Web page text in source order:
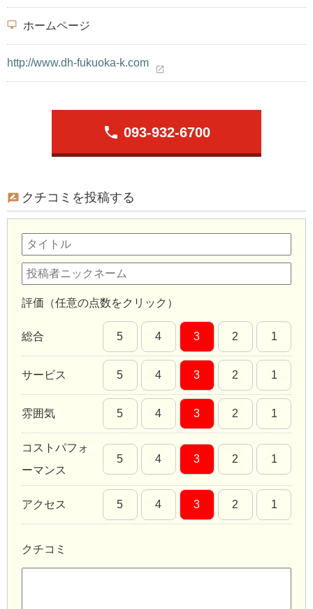
desktop_windows ホームページ
http://www.dh-fukuoka-k.com
open_in_new
phone 093-932-6700
クチコミを投稿する
評価（任意の点数をクリック）
総合 5 4 3 2 1
サービス 5 4 3 2 1
雰囲気 5 4 3 2 1
コストパフォ
ーマンス
5 4 3 2 1
アクセス 5 4 3 2 1
クチコミ